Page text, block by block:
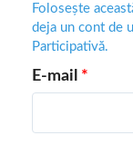
Folosește
deja un cont de
Participativă.
E-mail